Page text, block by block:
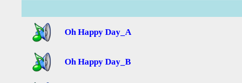
Oh Happy Day_A
Oh Happy Day_B